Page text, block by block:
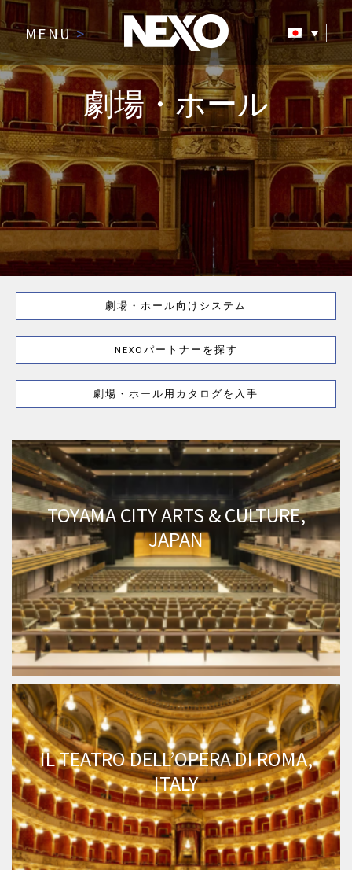
MENU>
劇場・ホール
劇場・ホール向けシステム
NEXOパートナーを探す
劇場・ホール用カタログを入手
TOYAMA CITY ARTS & CULTURE,
JAPAN
IL TEATRO DELL’OPERA DI ROMA,
ITALY